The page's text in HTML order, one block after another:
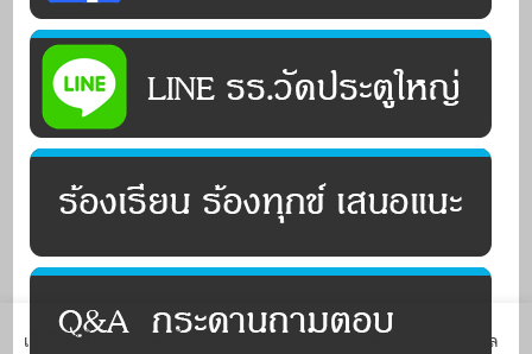
เว็บไซต์นี้มีการใช้คุกกี้เพื่อปรับปรุงการให้บริการ หากต้องการข้อมูล